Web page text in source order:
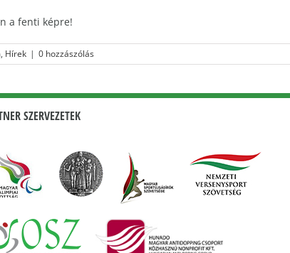
a fenti képre!
, Hírek | 0 hozzászólás
SZERVEZETEK